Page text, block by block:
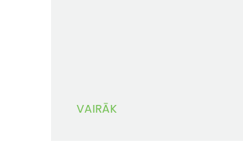
VAIRĀK